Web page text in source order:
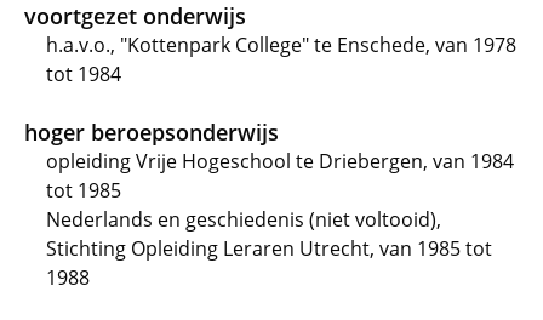
voortgezet onderwijs
h.a.v.o., "Kottenpark College" te Enschede, van 1978
tot 1984
hoger beroepsonderwijs
opleiding Vrije Hogeschool te Driebergen, van 1984
tot 1985
Nederlands en geschiedenis (niet voltooid),
Stichting Opleiding Leraren Utrecht, van 1985 tot
1988